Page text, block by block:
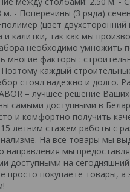
м. - Поперечины (3 ряда)
(цвет
калитки, так как мы
необходимо умножить
многие факторы :
Поэтому каждый
стоял надежно и долго.
– лучшее решение
самыми доступными в
и комфортно получить
летним стажем работы с
На все товары мы
направления мы
доступными на
покупаете товары,